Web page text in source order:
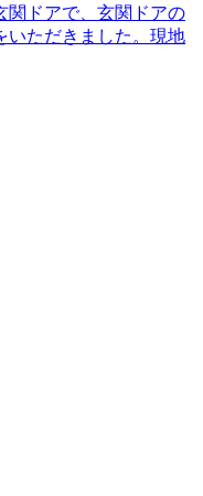
関ドアで、玄関ドアの
いただきました。現地